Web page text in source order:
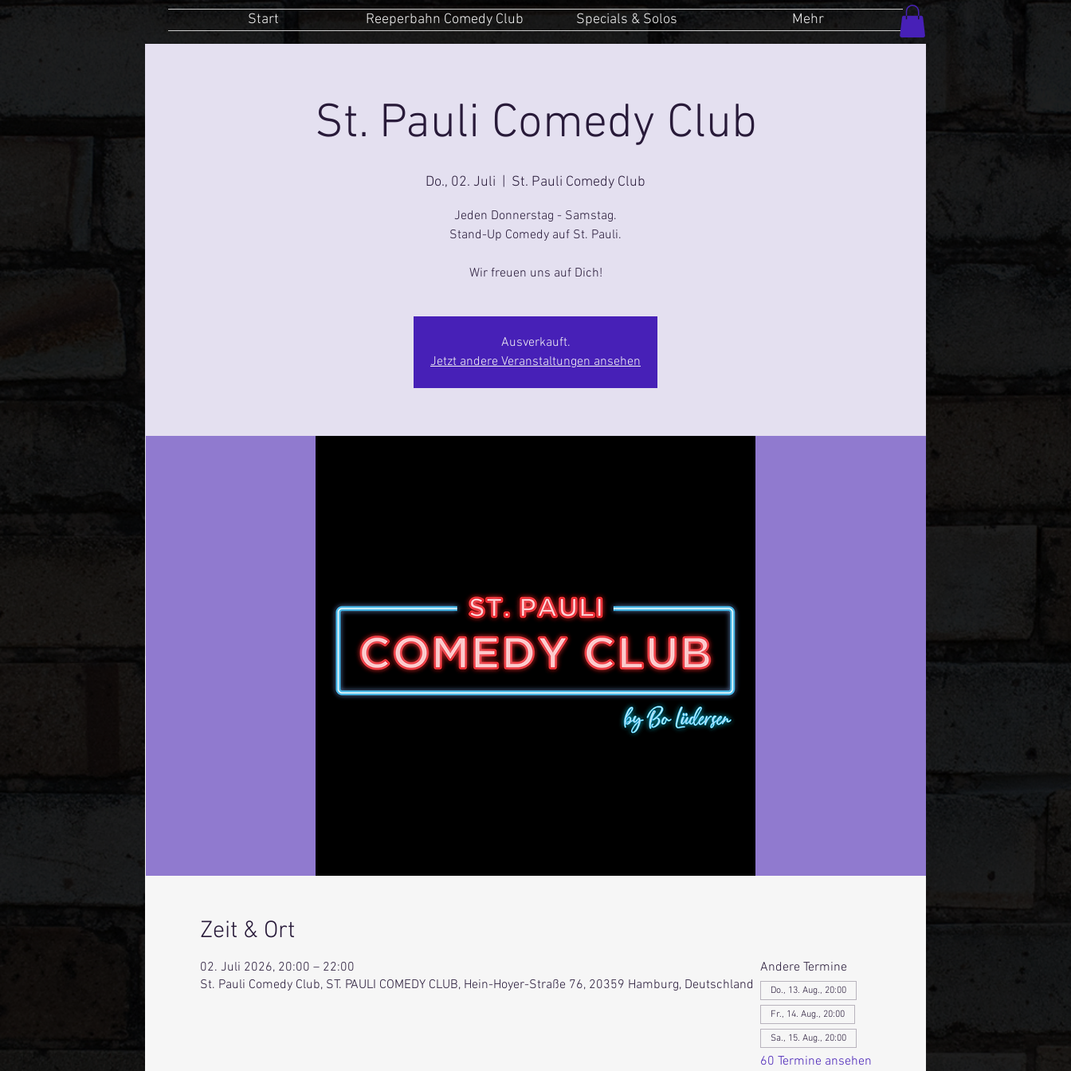
Start Reeperbahn Comedy Club Specials & Solos Mehr
St. Pauli Comedy Club
Do., 02. Juli St. Pauli Comedy Club
Jeden Donnerstag - Samstag.
Stand-Up Comedy auf St. Pauli.
Ausverkauft.
Jetzt andere Veranstaltungen ansehen
Zeit & Ort
02. Juli 2026, 20:00 – 22:00
St. Pauli Comedy Club, ST. PAULI COMEDY CLUB, Hein-Hoyer-Straße 76, 20359 Hamburg, Deutschland
Andere Termine
Do., 13. Aug., 20:00
Fr., 14. Aug., 20:00
Sa., 15. Aug., 20:00
60 Termine ansehen